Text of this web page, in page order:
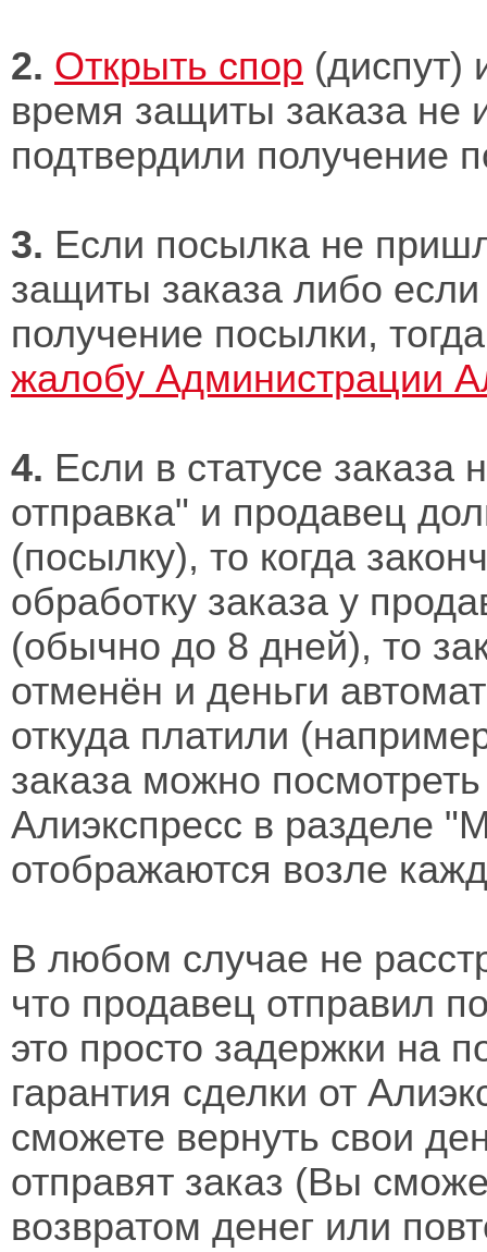
2. Открыть спор (диспут)
время защиты заказа не
подтвердили получение
3. Если посылка не
защиты заказа либо
получение посылки,
жалобу Администрации
4. Если в статусе
отправка" и продавец
(посылку), то когда
обработку заказа у
(обычно до 8 дней), то
отменён и деньги
откуда платили
заказа можно
Алиэкспресс в разделе
отображаются возле
В любом случае не
что продавец отправил
это просто задержки на
гарантия сделки от
сможете вернуть свои
отправят заказ (Вы
возвратом денег или